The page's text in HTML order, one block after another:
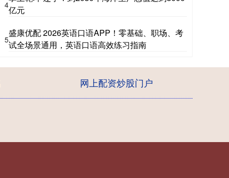
4亿元
5
盛康优配 2026英语口语APP！零基础、职场、考
试全场景通用，英语口语高效练习指南
网上配资炒股门户